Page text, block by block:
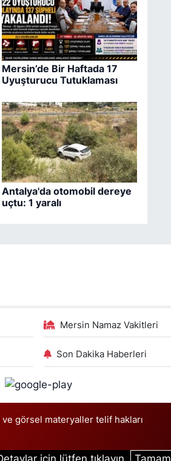
Mersin’de Bir Haftada 17
Uyuşturucu Tutuklaması
Antalya'da otomobil dereye
uçtu: 1 yaralı
Mersin Namaz Vakitleri
Son Dakika Haberleri
görsel materyaller telif hakları